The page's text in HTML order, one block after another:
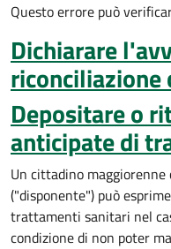
Questo errore può
Dichiarare
riconciliazione
Depositare o
anticipate di
Un cittadino
("disponente") può
trattamenti sanitari nel
condizione di non poter